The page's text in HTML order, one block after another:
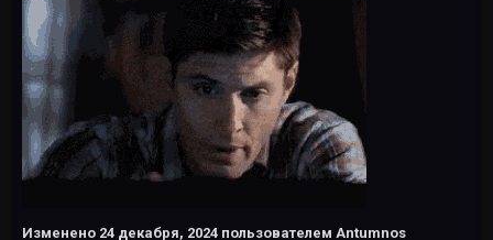
Изменено 24 декабря, 2024 пользователем Antumnos